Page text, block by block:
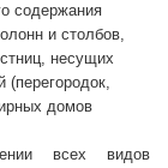
содержания
и столбов,
несущих
(перегородок,
домов
всех видов